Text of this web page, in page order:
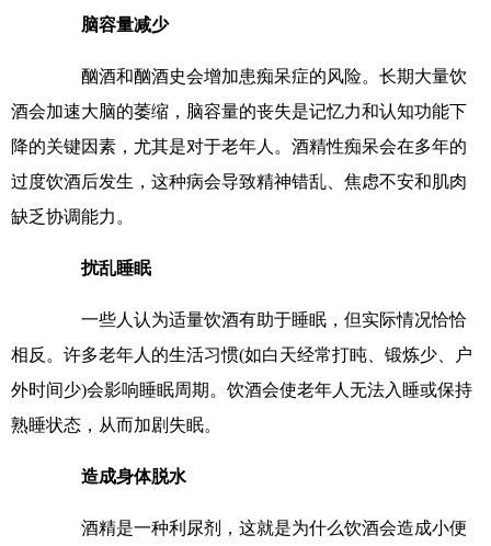
脑容量减少
酗酒和酗酒史会增加患痴呆症的风险。长期大量饮
酒会加速大脑的萎缩，脑容量的丧失是记忆力和认知功能下
降的关键因素，尤其是对于老年人。酒精性痴呆会在多年的
过度饮酒后发生，这种病会导致精神错乱、焦虑不安和肌肉
缺乏协调能力。
扰乱睡眠
一些人认为适量饮酒有助于睡眠，但实际情况恰恰
相反。许多老年人的生活习惯(如白天经常打盹、锻炼少、户
外时间少)会影响睡眠周期。饮酒会使老年人无法入睡或保持
熟睡状态，从而加剧失眠。
造成身体脱水
酒精是一种利尿剂，这就是为什么饮酒会造成小便